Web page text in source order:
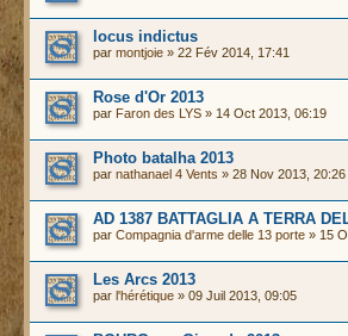
locus indictus
par montjoie » 22 Fév 2014, 17:41
Rose d'Or 2013
par Faron des LYS » 14 Oct 2013, 06:19
Photo batalha 2013
par nathanael 4 Vents » 28 Nov 2013, 20:26
AD 1387 BATTAGLIA A TERRA
par Compagnia d'arme delle 13 porte » 15
Les Arcs 2013
par l'hérétique » 09 Juil 2013, 09:05